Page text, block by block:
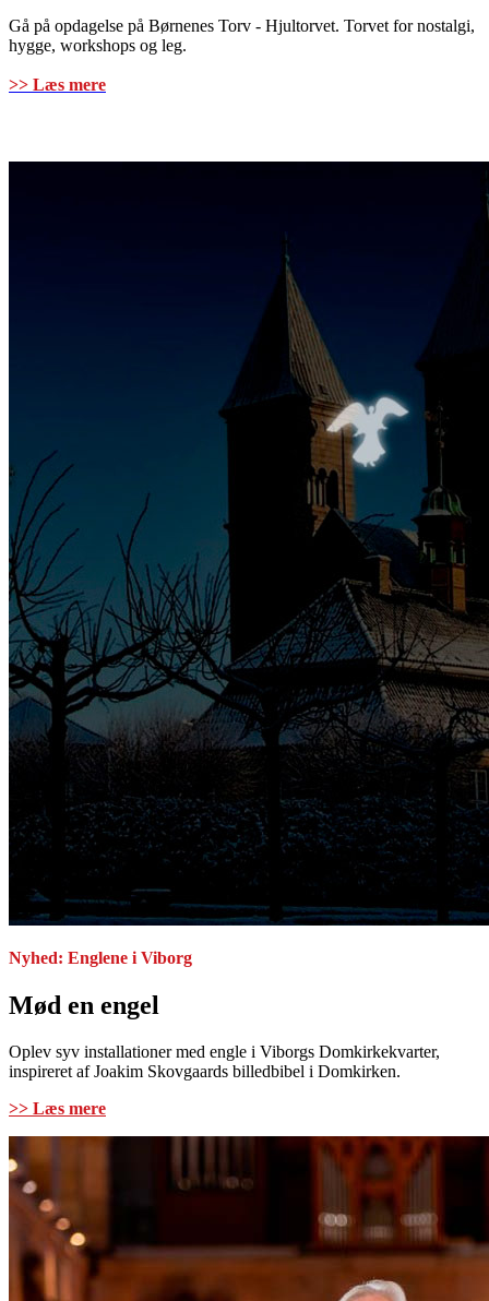
Gå på opdagelse på Børnenes Torv - Hjultorvet. Torvet for nostalgi,
hygge, workshops og leg.
>> Læs mere
Nyhed: Englene i Viborg
Mød en engel
Oplev syv installationer med engle i Viborgs Domkirkekvarter,
inspireret af Joakim Skovgaards billedbibel i Domkirken.
>> Læs mere